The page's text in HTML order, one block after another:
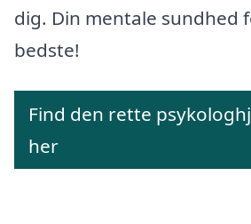
dig. Din mentale sundhed
bedste!
Find den rette
her